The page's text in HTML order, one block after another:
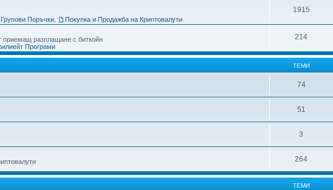
Групови Поръчки Покупка и Продажба на Криптовалути
1915
приемащ разплащане с биткойн
Програми
214
ТЕМИ
74
51
3
264
ТЕМИ